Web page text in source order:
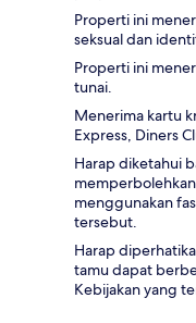
Properti ini
seksual dan
Properti ini
tunai.
Menerima kartu
Express, Diners
Harap diketahui
menggunakan
tersebut.
Harap
tamu dapat
Kebijakan yang